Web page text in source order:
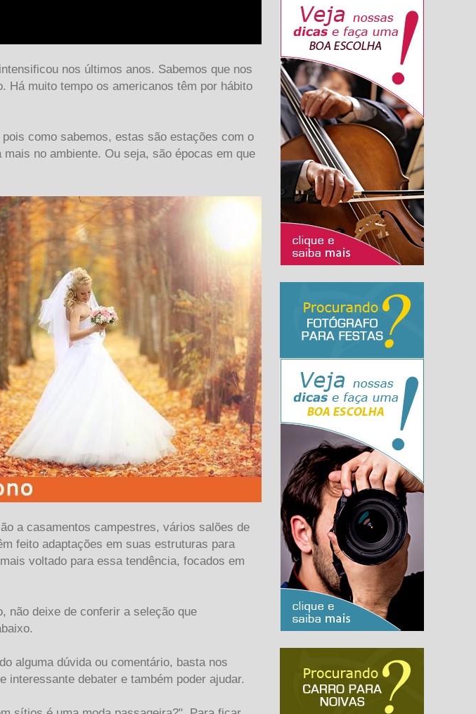
nos últimos anos. Sabemos que nos
Há muito tempo os americanos têm por hábito
como sabemos, estas são estações com o
no ambiente. Ou seja, são épocas em que
a casamentos campestres, vários salões de
feito adaptações em suas estruturas para
voltado para essa tendência, focados em
não deixe de conferir a seleção que
alguma dúvida ou comentário, basta nos
debater e também poder ajudar.